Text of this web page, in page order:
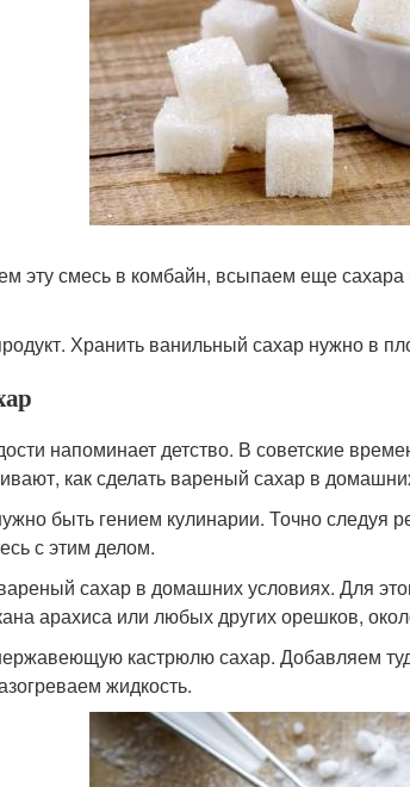
эту смесь в комбайн, всыпаем еще
Хранить ванильный сахар нужно в
напоминает детство. В советские
как сделать вареный сахар в
быть гением кулинарии. Точно следуя
с этим делом.
сахар в домашних условиях. Для
арахиса или любых других орешков,
кастрюлю сахар. Добавляем
жидкость.